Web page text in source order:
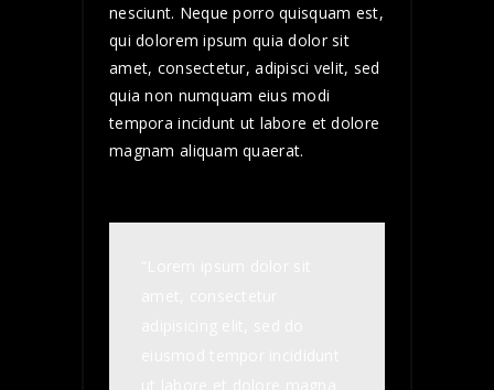
nesciunt. Neque porro quisquam est,
qui dolorem ipsum quia dolor sit
amet, consectetur, adipisci velit, sed
quia non numquam eius modi
tempora incidunt ut labore et dolore
magnam aliquam quaerat.